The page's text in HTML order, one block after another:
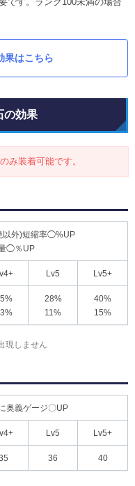
果はこちら
の効果
み装着可能です。
以外)短縮率◯%UP
◯％UP
Lv5 Lv5+
28%
11%
40%
15%
現しません
奥義ゲージ〇UP
Lv5 Lv5+
36 40